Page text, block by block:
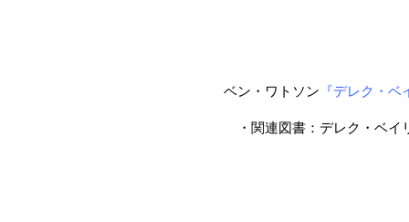
ベン・ワトソン 『デレク・
・関連図書：デレク・ベイ